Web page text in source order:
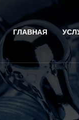
ГЛАВНАЯ